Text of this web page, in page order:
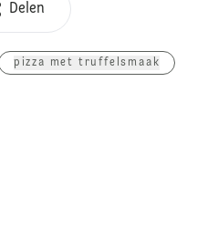
Delen
pizza met truffelsmaak